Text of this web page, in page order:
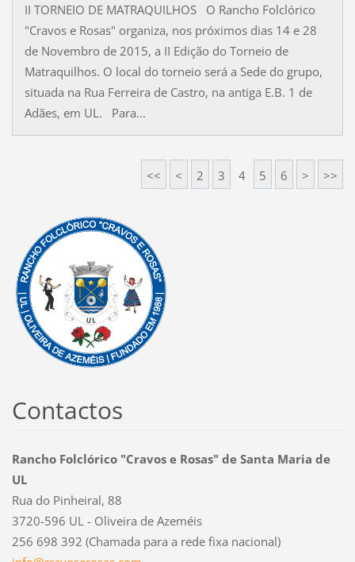
II TORNEIO DE MATRAQUILHOS O Rancho Folclórico
"Cravos e Rosas" organiza, nos próximos dias 14 e 28
de Novembro de 2015, a II Edição do Torneio de
Matraquilhos. O local do torneio será a Sede do grupo,
situada na Rua Ferreira de Castro, na antiga E.B. 1 de
Adães, em UL. Para...
<< < 2 3 4 5 6 > >>
Contactos
Rancho Folclórico "Cravos e Rosas" de Santa Maria de
UL
Rua do Pinheiral, 88
3720-596 UL - Oliveira de Azeméis
256 698 392 (Chamada para a rede fixa nacional)